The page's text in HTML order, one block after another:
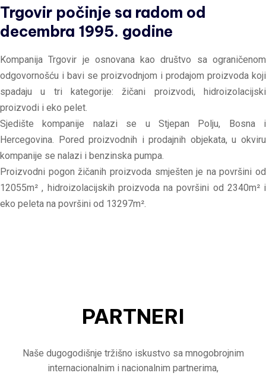
Trgovir počinje sa radom od
decembra 1995. godine
Kompanija Trgovir je osnovana kao društvo sa ograničenom
odgovornošću i bavi se proizvodnjom i prodajom proizvoda koji
spadaju u tri kategorije: žičani proizvodi, hidroizolacijski
proizvodi i eko pelet.
Sjedište kompanije nalazi se u Stjepan Polju, Bosna i
Hercegovina. Pored proizvodnih i prodajnih objekata, u okviru
kompanije se nalazi i benzinska pumpa.
Proizvodni pogon žičanih proizvoda smješten je na površini od
12055m² , hidroizolacijskih proizvoda na površini od 2340m² i
eko peleta na površini od 13297m².
PARTNERI
Naše dugogodišnje tržišno iskustvo sa mnogobrojnim
internacionalnim i nacionalnim partnerima,